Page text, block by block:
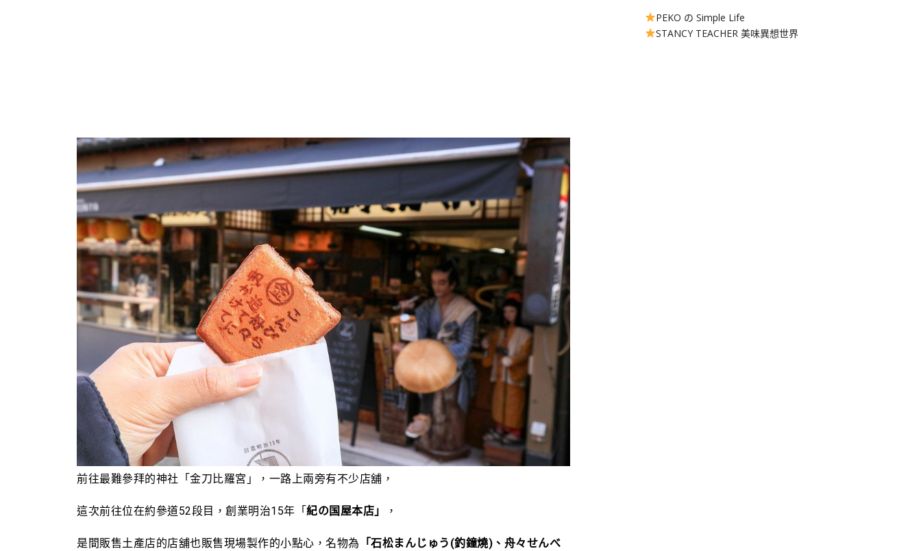
前往最難參拜的神社「金刀比羅宮」，一路上兩旁有不少店舖，
這次前往位在約參道52段目，創業明治15年「 紀の国屋本店」 ，
是間販售土產店的店舖也販售現場製作的小點心，名物為 「石松まんじゅう(釣鐘燒) 、舟々せんべ
PEKO の Simple Life
STANCY TEACHER 美味異想世界